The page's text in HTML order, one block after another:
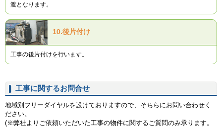
渡となります。
10.後片付け
工事の後片付けを行います。
工事に関するお問合せ
地域別フリーダイヤルを設けておりますので、そちらにお問い合わせく
ださい。
(※弊社よりご依頼いただいた工事の物件に関するご質問のみ承ります。